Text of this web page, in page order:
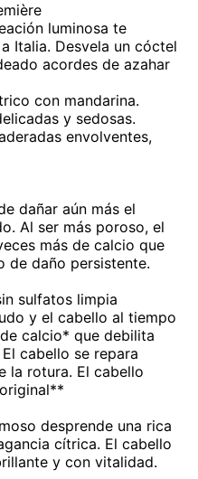
luminosa te
Italia. Desvela un cóctel
acordes de azahar
con mandarina.
y sedosas.
envolventes,
dañar aún más el
Al ser más poroso, el
más de calcio que
de daño persistente.
sulfatos limpia
y el cabello al tiempo
calcio* que debilita
cabello se repara
la rotura. El cabello
desprende una rica
cítrica. El cabello
y con vitalidad.